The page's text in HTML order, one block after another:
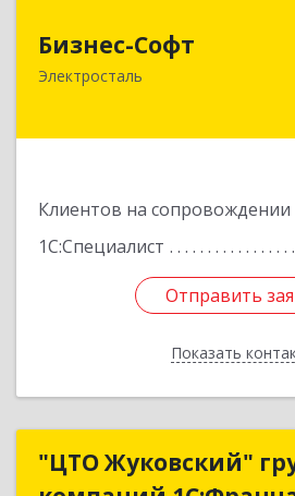
Бизнес-Софт
Электросталь
Клиентов на сопровождении
1С:Специалист
Отправить
Показать
144000, Московская обл,
Отправить
Назад
"ЦТО Жуковский"
"ЦТО